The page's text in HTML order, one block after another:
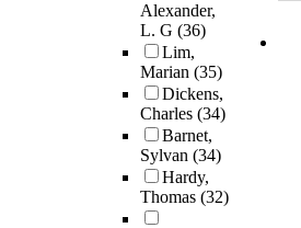
Alexander,
L. G (36)
Lim,
Marian (35)
Dickens,
Charles (34)
Barnet,
Sylvan (34)
Hardy,
Thomas (32)